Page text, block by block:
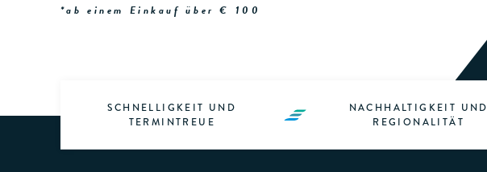
SCHNELLIGKEIT UND
TERMINTREUE
NACHHALTIGKEIT UND
REGIONALITÄT
*ab einem Einkauf über € 100